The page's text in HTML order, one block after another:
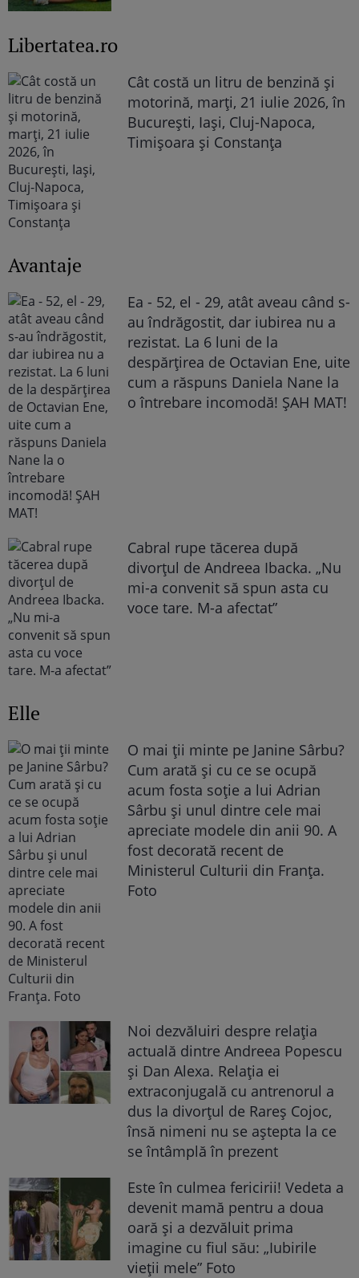
Libertatea.ro
Cât costă un litru de benzină și
motorină, marți, 21 iulie 2026, în
București, Iași, Cluj-Napoca,
Timișoara și Constanța
Avantaje
Ea - 52, el - 29, atât aveau când s-
au îndrăgostit, dar iubirea nu a
rezistat. La 6 luni de la
despărțirea de Octavian Ene, uite
cum a răspuns Daniela Nane la
o întrebare incomodă! ȘAH MAT!
Cabral rupe tăcerea după
divorțul de Andreea Ibacka. „Nu
mi-a convenit să spun asta cu
voce tare. M-a afectat”
Elle
O mai ții minte pe Janine Sârbu?
Cum arată și cu ce se ocupă
acum fosta soție a lui Adrian
Sârbu și unul dintre cele mai
apreciate modele din anii 90. A
fost decorată recent de
Ministerul Culturii din Franța.
Foto
Noi dezvăluiri despre relația
actuală dintre Andreea Popescu
și Dan Alexa. Relația ei
extraconjugală cu antrenorul a
dus la divorțul de Rareș Cojoc,
însă nimeni nu se aștepta la ce
se întâmplă în prezent
Este în culmea fericirii! Vedeta a
devenit mamă pentru a doua
oară și a dezvăluit prima
imagine cu fiul său: „Iubirile
vieții mele” Foto